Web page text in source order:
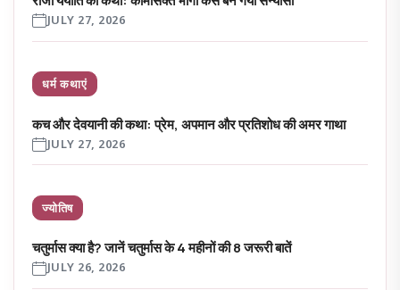
JULY 27, 2026
धर्म कथाएं
कच और देवयानी की कथा: प्रेम, अपमान और प्रतिशोध की अमर गाथा
JULY 27, 2026
ज्योतिष
चतुर्मास क्या है? जानें चतुर्मास के 4 महीनों की 8 जरूरी बातें
JULY 26, 2026